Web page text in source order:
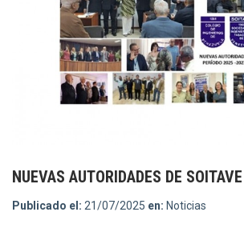
NUEVAS AUTORIDADES DE
Publicado el: 21/07/2025 en: Noticias